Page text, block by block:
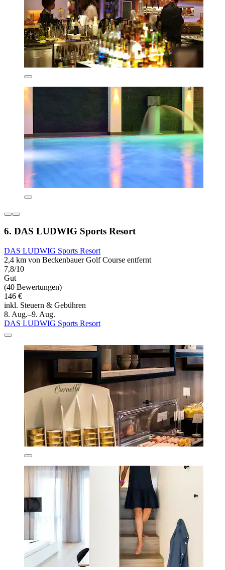
6. DAS LUDWIG Sports Resort
DAS LUDWIG Sports Resort
2,4 km von Beckenbauer Golf Course entfernt
7,8/10
Gut
(40 Bewertungen)
146 €
inkl. Steuern & Gebühren
8. Aug.–9. Aug.
DAS LUDWIG Sports Resort